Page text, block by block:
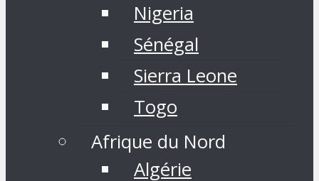
Nigeria
Sénégal
Sierra Leone
Togo
Afrique du Nord
Algérie